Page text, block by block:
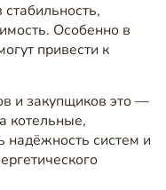
Особенно в
привести к
и закупщиков это —
котельные,
надёжность систем и